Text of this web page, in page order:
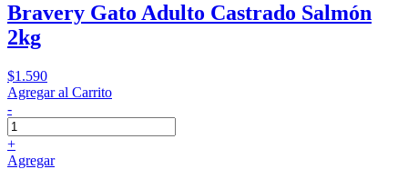
Bravery Gato Adulto Castrado Salmón
2kg
$1.590
Agregar al Carrito
-
+
Agregar